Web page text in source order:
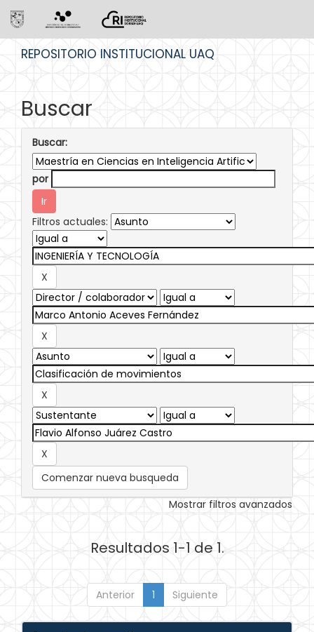
REPOSITORIO INSTITUCIONAL UAQ
Buscar
Buscar:
por
Filtros actuales:
Comenzar nueva busqueda
Mostrar filtros avanzados
Resultados 1-1 de 1.
Anterior 1 Siguiente